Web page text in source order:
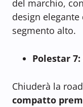
del marchio,
design
segmento alto.
Polestar
Chiuderà la
compatto